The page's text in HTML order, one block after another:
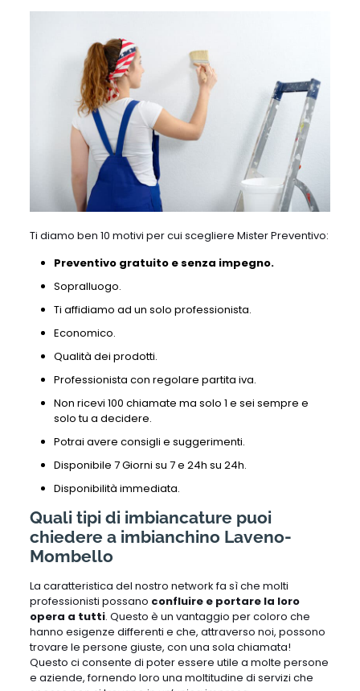
Ti diamo ben 10 motivi per cui scegliere Mister Preventivo:
Preventivo gratuito e senza impegno.
Sopralluogo.
Ti affidiamo ad un solo professionista.
Economico.
Qualità dei prodotti.
Professionista con regolare partita iva.
Non ricevi 100 chiamate ma solo 1 e sei sempre e
solo tu a decidere.
Potrai avere consigli e suggerimenti.
Disponibile 7 Giorni su 7 e 24h su 24h.
Disponibilità immediata.
Quali tipi di imbiancature puoi
chiedere a imbianchino Laveno-
Mombello
La caratteristica del nostro network fa sì che molti
professionisti possano confluire e portare la loro
opera a tutti. Questo è un vantaggio per coloro che
hanno esigenze differenti e che, attraverso noi, possono
trovare le persone giuste, con una sola chiamata!
Questo ci consente di poter essere utile a molte persone
e aziende, fornendo loro una moltitudine di servizi che